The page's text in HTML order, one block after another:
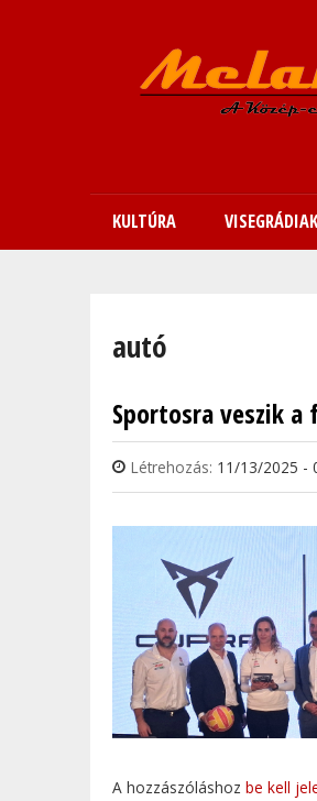
KULTÚRA VISEGRÁDIAK
autó
Sportosra veszik
Létrehozás: 11/13/2025 -
A hozzászóláshoz be kell
Oldalak